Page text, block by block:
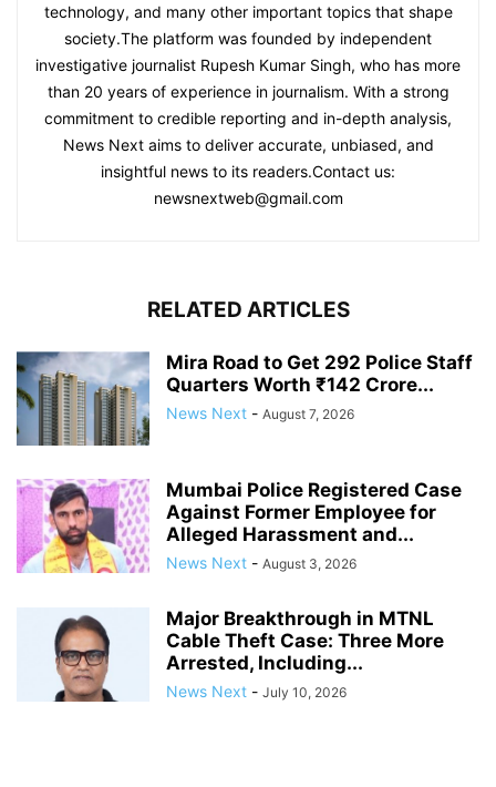
technology, and many other important topics that shape
society.The platform was founded by independent
investigative journalist Rupesh Kumar Singh, who has more
than 20 years of experience in journalism. With a strong
commitment to credible reporting and in-depth analysis,
News Next aims to deliver accurate, unbiased, and
insightful news to its readers.Contact us:
newsnextweb@gmail.com
RELATED ARTICLES
Mira Road to Get 292 Police Staff
Quarters Worth ₹142 Crore...
News Next - August 7, 2026
Mumbai Police Registered Case
Against Former Employee for
Alleged Harassment and...
News Next - August 3, 2026
Major Breakthrough in MTNL
Cable Theft Case: Three More
Arrested, Including...
News Next - July 10, 2026